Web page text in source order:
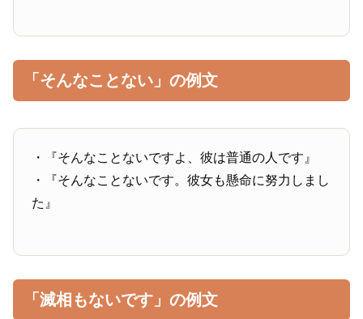
「そんなことない」の例文
・『そんなことないですよ、彼は普通の人です』
・『そんなことないです。彼女も懸命に努力しまし
た』
「滅相もないです」の例文